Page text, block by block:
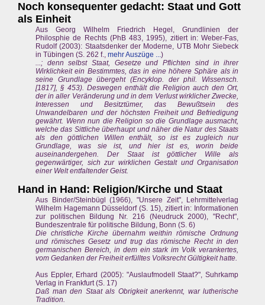
Noch konsequenter gedacht: Staat und Gott
als Einheit
Aus Georg Wilhelm Friedrich Hegel, Grundlinien der
Philosphie de Rechts (PhB 483, 1995), zitiert in: Weber-Fas,
Rudolf (2003): Staatsdenker der Moderne, UTB Mohr Siebeck
in Tübingen (S. 262 f., mehr Auszüge ...)
...; denn selbst Staat, Gesetze und Pflichten sind in ihrer
Wirklichkeit ein Bestimmtes, das in eine höhere Sphäre als in
seine Grundlage übergeht (Encyklop. der phil. Wissensch.
[1817], § 453). Deswegen enthält die Religion auch den Ort,
der in aller Veränderung und in dem Verlust wirklicher Zwecke,
Interessen und Besitztümer, das Bewußtsein des
Unwandelbaren und der höchsten Freiheit und Befriedigung
gewährt. Wenn nun die Religion so die Grundlage ausmacht,
welche das Sittliche überhaupt und näher die Natur des Staats
als den göttlichen Willen enthält, so ist es zugleich nur
Grundlage, was sie ist, und hier ist es, worin beide
auseinandergehen. Der Staat ist göttlicher Wille als
gegenwärtiger, sich zur wirklichen Gestalt und Organisation
einer Welt entfaltender Geist.
Hand in Hand: Religion/Kirche und Staat
Aus Binder/Steinbügl (1966), "Unsere Zeit", Lehrmittelverlag
Wilhelm Hagemann Düsseldorf (S. 15), zitiert in: Informationen
zur politischen Bildung Nr. 216 (Neudruck 2000), "Recht",
Bundeszentrale für politische Bildung, Bonn (S. 6)
Die christliche Kirche übernahm weithin römische Ordnung
und römisches Gesetz und trug das römische Recht in den
germanischen Bereich, in dem ein stark im Volk verankertes,
vom Gedanken der Freiheit erfülltes Volksrecht Gültigkeit hatte.
Aus Eppler, Erhard (2005): "Auslaufmodell Staat?", Suhrkamp
Verlag in Frankfurt (S. 17)
Daß man den Staat als Obrigkeit anerkennt, war lutherische
Tradition.